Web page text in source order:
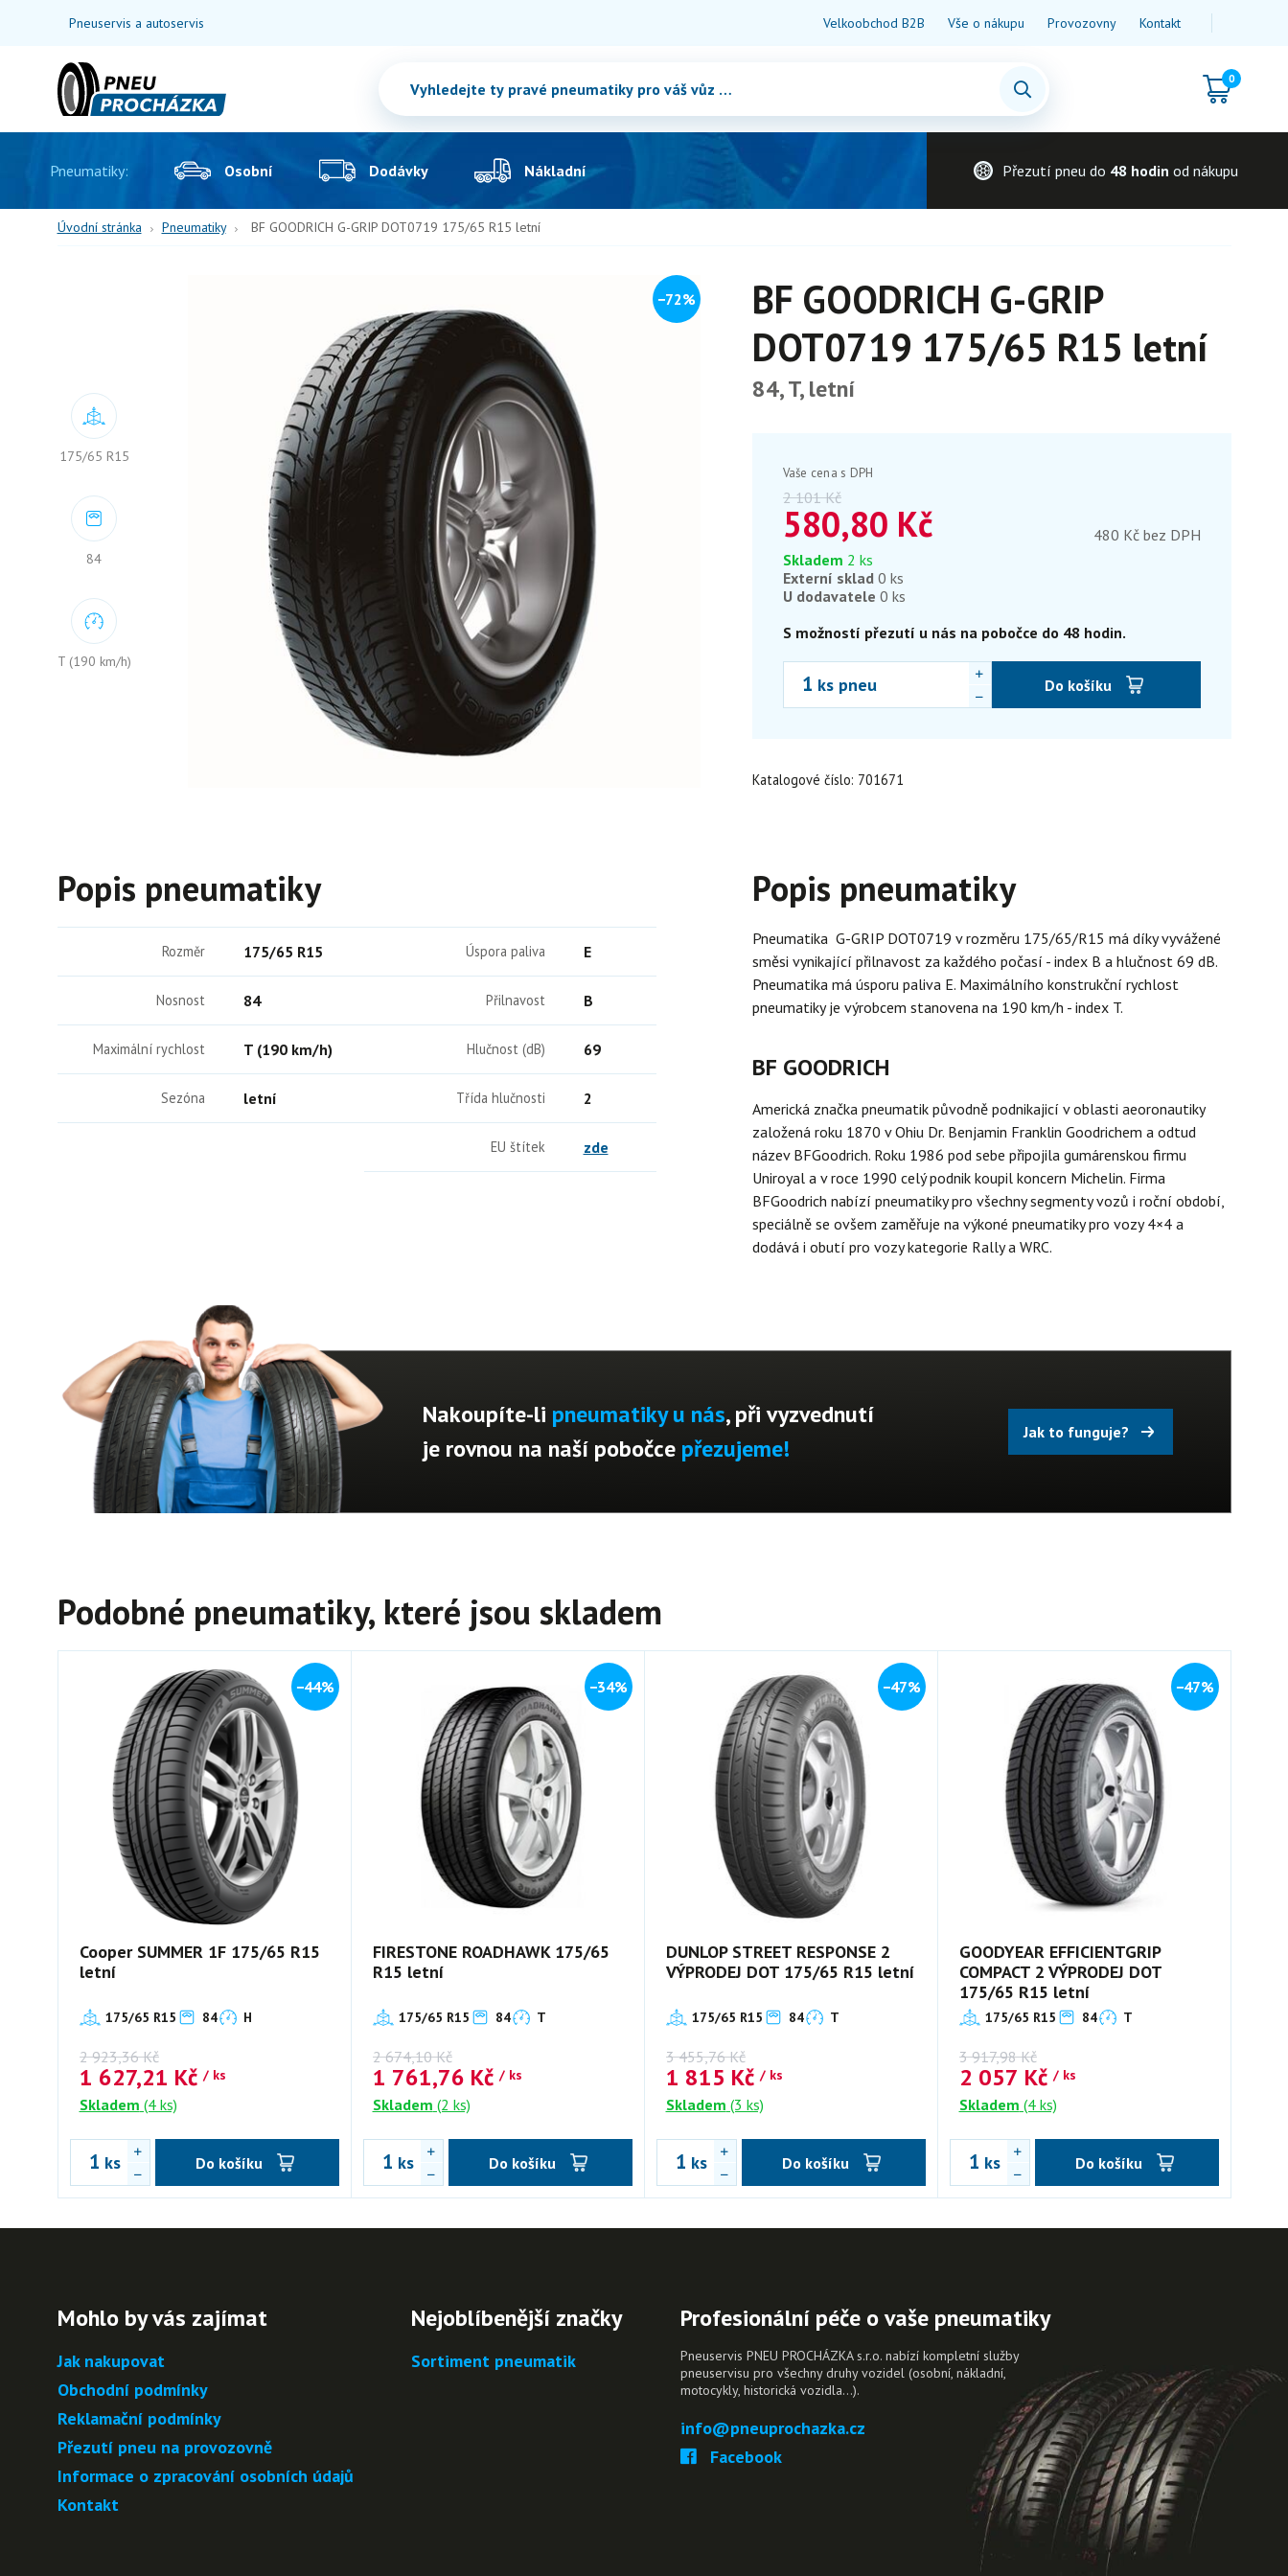
Pneuservis a autoservis Velkoobchod B2B Vše o nákupu Provozovny Kontakt
0
Pneumatiky: Osobní Dodávky Nákladní Přezutí pneu do 48 hodin od nákupu
Úvodní stránka Pneumatiky BF GOODRICH G-GRIP DOT0719 175/65 R15 letní
175/65 R15
84
T (190 km/h)
−72%
BF GOODRICH G-GRIP
DOT0719 175/65 R15 letní
84, T, letní
Vaše cena s DPH
2 101 Kč
580,80 Kč
480 Kč bez DPH
Skladem 2 ks
Externí sklad 0 ks
U dodavatele 0 ks
S možností přezutí u nás na pobočce do 48 hodin.
ks pneu Do košíku
Katalogové číslo: 701671
Popis pneumatiky
Rozměr 175/65 R15
Nosnost 84
Maximální rychlost T (190 km/h)
Sezóna letní
Úspora paliva E
Přilnavost B
Hlučnost (dB) 69
Třída hlučnosti 2
EU štítek zde
Popis pneumatiky
Pneumatika G-GRIP DOT0719 v rozměru 175/65/R15 má díky vyvážené
směsi vynikající přilnavost za každého počasí - index B a hlučnost 69 dB.
Pneumatika má úsporu paliva E. Maximálního konstrukční rychlost
pneumatiky je výrobcem stanovena na 190 km/h - index T.
BF GOODRICH
Americká značka pneumatik původně podnikajicí v oblasti aeoronautiky
založená roku 1870 v Ohiu Dr. Benjamin Franklin Goodrichem a odtud
název BFGoodrich. Roku 1986 pod sebe připojila gumárenskou firmu
Uniroyal a v roce 1990 celý podnik koupil koncern Michelin. Firma
BFGoodrich nabízí pneumatiky pro všechny segmenty vozů i roční období,
speciálně se ovšem zaměřuje na výkoné pneumatiky pro vozy 4×4 a
dodává i obutí pro vozy kategorie Rally a WRC.
Nakoupíte-li pneumatiky u nás, při vyzvednutí
je rovnou na naší pobočce přezujeme!
Jak to funguje?
Podobné pneumatiky, které jsou skladem
−44%
Cooper SUMMER 1F 175/65 R15
letní
175/65 R15 84 H
2 923,36 Kč
1 627,21 Kč / ks
Skladem (4 ks)
ks Do košíku
−34%
FIRESTONE ROADHAWK 175/65
R15 letní
175/65 R15 84 T
2 674,10 Kč
1 761,76 Kč / ks
Skladem (2 ks)
ks Do košíku
−47%
DUNLOP STREET RESPONSE 2
VÝPRODEJ DOT 175/65 R15 letní
175/65 R15 84 T
3 455,76 Kč
1 815 Kč / ks
Skladem (3 ks)
ks Do košíku
−47%
GOODYEAR EFFICIENTGRIP
COMPACT 2 VÝPRODEJ DOT
175/65 R15 letní
175/65 R15 84 T
3 917,98 Kč
2 057 Kč / ks
Skladem (4 ks)
ks Do košíku
Mohlo by vás zajímat
Jak nakupovat
Obchodní podmínky
Reklamační podmínky
Přezutí pneu na provozovně
Informace o zpracování osobních údajů
Kontakt
Nejoblíbenější značky
Sortiment pneumatik
Profesionální péče o vaše pneumatiky
Pneuservis PNEU PROCHÁZKA s.r.o. nabízí kompletní služby
pneuservisu pro všechny druhy vozidel (osobní, nákladní,
motocykly, historická vozidla…).
info@pneuprochazka.cz
Facebook